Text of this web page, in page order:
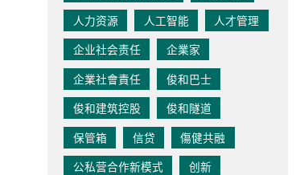
人力资源
人工智能
人才管理
企业社会责任
企業家
企業社會責任
俊和巴士
俊和建筑控股
俊和隧道
保管箱
信贷
傷健共融
公私营合作新模式
创新